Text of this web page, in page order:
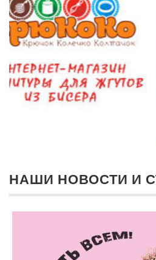
НАШИ НОВОСТИ И